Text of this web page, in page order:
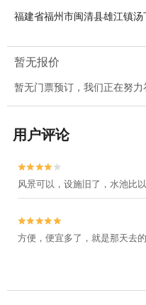
福建省福州市闽清县雄江镇汤
暂无报价
暂无门票预订，我们正在努力
用户评论


风景可以，设施旧了，水池比


方便，便宜多了，就是那天去